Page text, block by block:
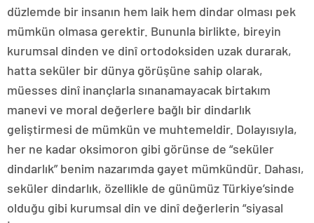
düzlemde bir insanın hem laik hem dindar olması pek
mümkün olmasa gerektir. Bununla birlikte, bireyin
kurumsal dinden ve dinî ortodoksiden uzak durarak,
hatta seküler bir dünya görüşüne sahip olarak,
müesses dinî inançlarla sınanamayacak birtakım
manevi ve moral değerlere bağlı bir dindarlık
geliştirmesi de mümkün ve muhtemeldir. Dolayısıyla,
her ne kadar oksimoron gibi görünse de “seküler
dindarlık” benim nazarımda gayet mümkündür. Dahası,
seküler dindarlık, özellikle de günümüz Türkiye’sinde
olduğu gibi kurumsal din ve dinî değerlerin “siyasal